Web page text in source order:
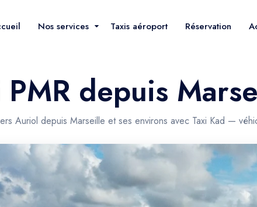
Nos services Taxis aéroport Réservation
depuis
Auriol depuis Marseille et ses environs avec Taxi Kad —